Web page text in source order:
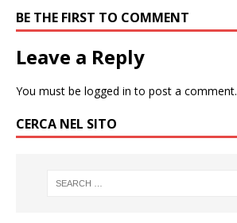
BE THE FIRST TO COMMENT
Leave a Reply
You must be logged in to post a comment.
CERCA NEL SITO